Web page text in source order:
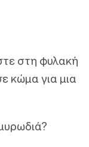
στη φυλακή
κώμα για μια